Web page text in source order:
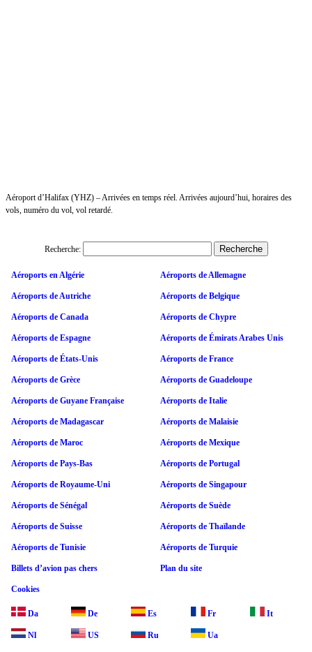
Aéroport d’Halifax (YHZ) – Arrivées en temps réel. Arrivées aujourd’hui, horaires des
vols, numéro du vol, vol retardé.
Recherche:
Aéroports en Algérie Aéroports de Allemagne
Aéroports de Autriche Aéroports de Belgique
Aéroports de Canada Aéroports de Chypre
Aéroports de Espagne Aéroports de Émirats Arabes Unis
Aéroports de États-Unis Aéroports de France
Aéroports de Grèce Aéroports de Guadeloupe
Aéroports de Guyane Française Aéroports de Italie
Aéroports de Madagascar Aéroports de Malaisie
Aéroports de Maroc Aéroports de Mexique
Aéroports de Pays-Bas Aéroports de Portugal
Aéroports de Royaume-Uni Aéroports de Singapour
Aéroports de Sénégal Aéroports de Suède
Aéroports de Suisse Aéroports de Thaïlande
Aéroports de Tunisie Aéroports de Turquie
Billets d’avion pas chers Plan du site
Cookies
Da De Es Fr It
Nl US Ru Ua